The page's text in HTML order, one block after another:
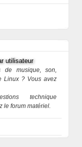
utilisateur
de musique, son,
Linux ? Vous avez
technique
le forum matériel.